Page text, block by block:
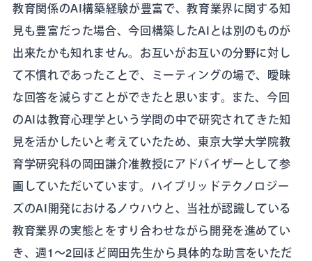
教育関係のAI構築経験が豊富で、教育業界に関する知
見も豊富だった場合、今回構築したAIとは別のものが
出来たかも知れません。お互いがお互いの分野に対し
て不慣れであったことで、ミーティングの場で、曖昧
な回答を減らすことができたと思います。また、今回
のAIは教育心理学という学問の中で研究されてきた知
見を活かしたいと考えていたため、東京大学大学院教
育学研究科の岡田謙介准教授にアドバイザーとして参
画していただいています。ハイブリッドテクノロジー
ズのAI開発におけるノウハウと、当社が認識している
教育業界の実態とをすり合わせながら開発を進めてい
き、週1～2回ほど岡田先生から具体的な助言をいただ